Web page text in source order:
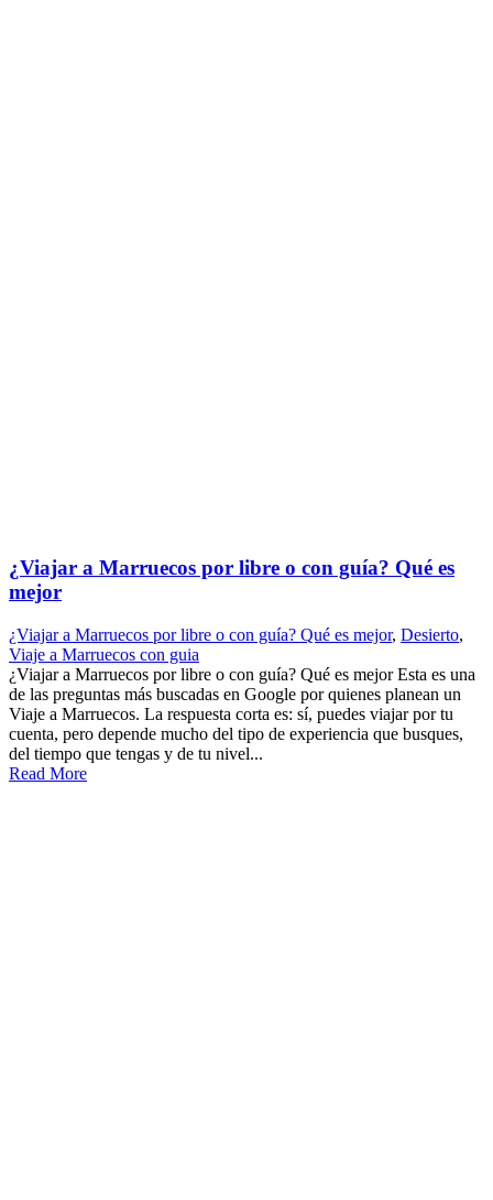
¿Viajar a Marruecos por libre o con guía? Qué es
mejor
¿Viajar a Marruecos por libre o con guía? Qué es mejor, Desierto,
Viaje a Marruecos con guia
¿Viajar a Marruecos por libre o con guía? Qué es mejor Esta es una
de las preguntas más buscadas en Google por quienes planean un
Viaje a Marruecos. La respuesta corta es: sí, puedes viajar por tu
cuenta, pero depende mucho del tipo de experiencia que busques,
del tiempo que tengas y de tu nivel...
Read More